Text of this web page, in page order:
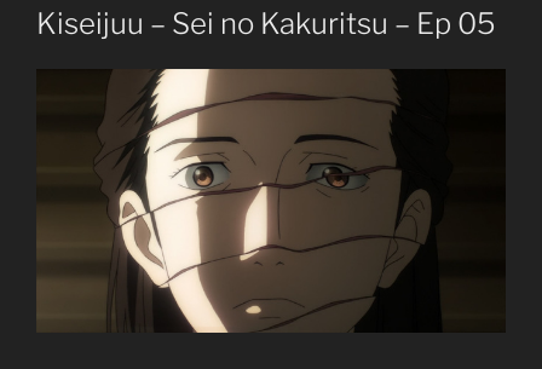
ON
Kiseijuu – Sei no Kakuritsu – Ep 05